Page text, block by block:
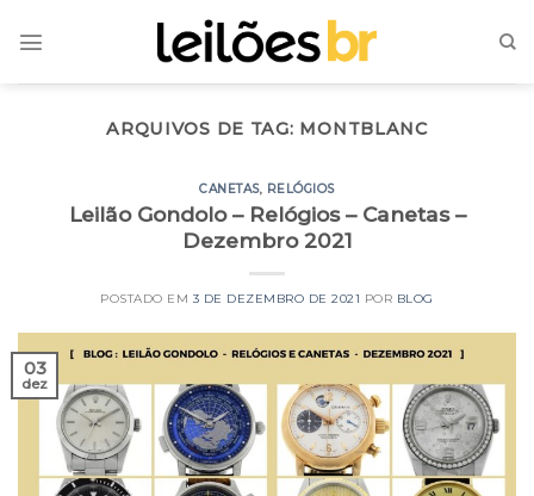
ARQUIVOS DE TAG: MONTBLANC
CANETAS, RELÓGIOS
Leilão Gondolo – Relógios – Canetas –
Dezembro 2021
POSTADO EM 3 DE DEZEMBRO DE 2021 POR BLOG
03
dez